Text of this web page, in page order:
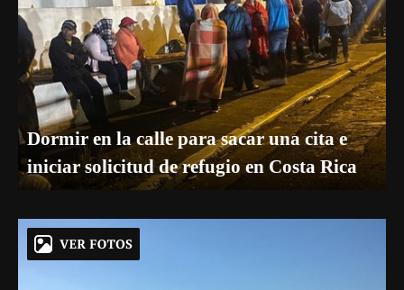
Dormir en la calle para sacar una cita e
iniciar solicitud de refugio en Costa Rica